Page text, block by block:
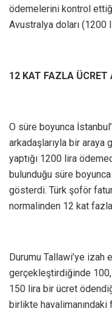
ödemelerini kontrol
Avustralya doları (1200
12 KAT FAZLA ÜCRET
O süre boyunca
arkadaşlarıyla bir araya
yaptığı 1200 lira
bulunduğu süre
gösterdi. Türk şoför
normalinden 12 kat fazla
Durumu Tallawi’ye
gerçekleştirdiğinde
150 lira bir ücret
birlikte